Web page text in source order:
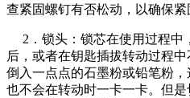
查紧固螺钉有否松动，以确保紧
2．锁头：锁芯在使用过程中
后，或者在钥匙插拔转动过程
倒入一点点的石墨粉或铅笔粉，
也不会在转动时一卡一卡。但